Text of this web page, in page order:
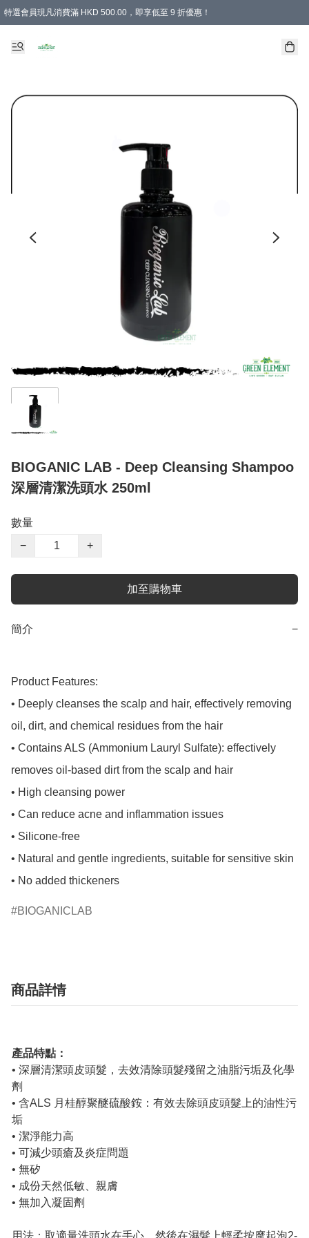
特選會員現凡消費滿 HKD 500.00，即享低至 9 折優惠！
BIOGANIC LAB - Deep Cleansing Shampoo
深層清潔洗頭水 250ml
數量
−
+
加至購物車
簡介 −
Product Features:
• Deeply cleanses the scalp and hair, effectively removing
oil, dirt, and chemical residues from the hair
• Contains ALS (Ammonium Lauryl Sulfate): effectively
removes oil-based dirt from the scalp and hair
• High cleansing power
• Can reduce acne and inflammation issues
• Silicone-free
• Natural and gentle ingredients, suitable for sensitive skin
• No added thickeners
BIOGANICLAB
商品詳情
產品特點：
• 深層清潔頭皮頭髮，去效清除頭髮殘留之油脂污垢及化學
劑
• 含ALS 月桂醇聚醚硫酸銨：有效去除頭皮頭髮上的油性污
垢
• 潔淨能力高
• 可減少頭瘡及炎症問題
• 無矽
• 成份天然低敏、親膚
• 無加入凝固劑